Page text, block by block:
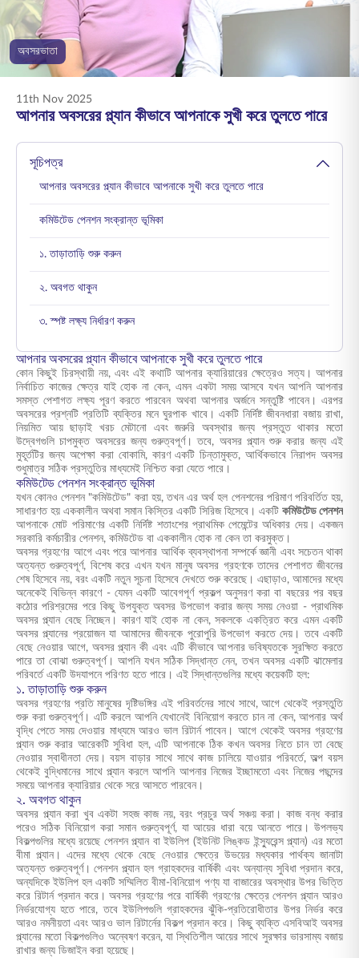
ENGLISH
অনলাইনে কিনুন
অবসরভাতা
11th Nov 2025
আপনার অবসরের প্ল্যান কীভাবে আপনাকে সুখী করে তুলতে পারে
সূচিপত্র
আপনার অবসরের প্ল্যান কীভাবে আপনাকে সুখী করে তুলতে পারে
কমিউটেড পেনশন সংক্রান্ত ভূমিকা
১. তাড়াতাড়ি শুরু করুন
২. অবগত থাকুন
৩. স্পষ্ট লক্ষ্য নির্ধারণ করুন
আপনার অবসরের প্ল্যান কীভাবে আপনাকে সুখী করে তুলতে পারে
কোন কিছুই চিরস্থায়ী নয়, এবং এই কথাটি আপনার ক্যারিয়ারের ক্ষেত্রেও সত্য। আপনার
নির্বাচিত কাজের ক্ষেত্র যাই হোক না কেন, এমন একটা সময় আসবে যখন আপনি আপনার
সমস্ত পেশাগত লক্ষ্য পূরণ করতে পারবেন অথবা আপনার অর্জনে সন্তুষ্টি পাবেন। এরপর
অবসরের প্রশ্নটি প্রতিটি ব্যক্তির মনে ঘুরপাক খাবে। একটি নির্দিষ্ট জীবনধারা বজায় রাখা,
নিয়মিত আয় ছাড়াই খরচ মেটানো এবং জরুরি অবস্থার জন্য প্রস্তুত থাকার মতো
উদ্বেগগুলি চাপমুক্ত অবসরের জন্য গুরুত্বপূর্ণ। তবে, অবসর প্ল্যান শুরু করার জন্য এই
মুহূর্তটির জন্য অপেক্ষা করা বোকামি, কারণ একটি চিন্তামুক্ত, আর্থিকভাবে নিরাপদ অবসর
শুধুমাত্র সঠিক প্রস্তুতির মাধ্যমেই নিশ্চিত করা যেতে পারে।
কমিউটেড পেনশন সংক্রান্ত ভূমিকা
যখন কোনও পেনশন "কমিউটেড" করা হয়, তখন এর অর্থ হল পেনশনের পরিমাণ পরিবর্তিত হয়,
সাধারণত হয় এককালীন অথবা সমান কিস্তির একটি সিরিজ হিসেবে। একটি কমিউটেড পেনশন
আপনাকে মোট পরিমাণের একটি নির্দিষ্ট শতাংশের প্রাথমিক পেমেন্টের অধিকার দেয়। একজন
সরকারি কর্মচারীর পেনশন, কমিউটেড বা এককালীন হোক না কেন তা করমুক্ত।
অবসর গ্রহণের আগে এবং পরে আপনার আর্থিক ব্যবস্থাপনা সম্পর্কে জ্ঞানী এবং সচেতন থাকা
অত্যন্ত গুরুত্বপূর্ণ, বিশেষ করে এখন যখন মানুষ অবসর গ্রহণকে তাদের পেশাগত জীবনের
শেষ হিসেবে নয়, বরং একটি নতুন সূচনা হিসেবে দেখতে শুরু করেছে। এছাড়াও, আমাদের মধ্যে
অনেকেই বিভিন্ন কারণে - যেমন একটি আবেগপূর্ণ প্রকল্প অনুসরণ করা বা বছরের পর বছর
কঠোর পরিশ্রমের পরে কিছু উপযুক্ত অবসর উপভোগ করার জন্য সময় নেওয়া - প্রাথমিক
অবসর প্ল্যান বেছে নিচ্ছেন। কারণ যাই হোক না কেন, সকলকে একত্রিত করে এমন একটি
অবসর প্ল্যানের প্রয়োজন যা আমাদের জীবনকে পুরোপুরি উপভোগ করতে দেয়। তবে একটি
বেছে নেওয়ার আগে, অবসর প্ল্যান কী এবং এটি কীভাবে আপনার ভবিষ্যতকে সুরক্ষিত করতে
পারে তা বোঝা গুরুত্বপূর্ণ। আপনি যখন সঠিক সিদ্ধান্ত নেন, তখন অবসর একটি ঝামেলার
পরিবর্তে একটি উদযাপনে পরিণত হতে পারে। এই সিদ্ধান্তগুলির মধ্যে কয়েকটি হল:
১. তাড়াতাড়ি শুরু করুন
অবসর গ্রহণের প্রতি মানুষের দৃষ্টিভঙ্গির এই পরিবর্তনের সাথে সাথে, আগে থেকেই প্রস্তুতি
শুরু করা গুরুত্বপূর্ণ। এটি করলে আপনি যেখানেই বিনিয়োগ করতে চান না কেন, আপনার অর্থ
বৃদ্ধি পেতে সময় দেওয়ার মাধ্যমে আরও ভাল রিটার্ন পাবেন। আগে থেকেই অবসর গ্রহণের
প্ল্যান শুরু করার আরেকটি সুবিধা হল, এটি আপনাকে ঠিক কখন অবসর নিতে চান তা বেছে
নেওয়ার স্বাধীনতা দেয়। বয়স বাড়ার সাথে সাথে কাজ চালিয়ে যাওয়ার পরিবর্তে, অল্প বয়স
থেকেই বুদ্ধিমানের সাথে প্ল্যান করলে আপনি আপনার নিজের ইচ্ছামতো এবং নিজের পছন্দের
সময়ে আপনার ক্যারিয়ার থেকে সরে আসতে পারবেন।
২. অবগত থাকুন
অবসর প্ল্যান করা খুব একটা সহজ কাজ নয়, বরং প্রচুর অর্থ সঞ্চয় করা। কাজ বন্ধ করার
পরেও সঠিক বিনিয়োগ করা সমান গুরুত্বপূর্ণ, যা আয়ের ধারা বয়ে আনতে পারে। উপলভ্য
বিকল্পগুলির মধ্যে রয়েছে পেনশন প্ল্যান বা ইউলিপ (ইউনিট লিঙ্কড ইন্স্যুরেন্স প্ল্যান) এর মতো
বীমা প্ল্যান। এদের মধ্যে থেকে বেছে নেওয়ার ক্ষেত্রে উভয়ের মধ্যকার পার্থক্য জানাটা
অত্যন্ত গুরুত্বপূর্ণ। পেনশন প্ল্যান হল গ্রাহকদের বার্ষিকী এবং অন্যান্য সুবিধা প্রদান করে,
অন্যদিকে ইউলিপ হল একটি সম্মিলিত বীমা-বিনিয়োগ পণ্য যা বাজারের অবস্থার উপর ভিত্তি
করে রিটার্ন প্রদান করে। অবসর গ্রহণের পরে বার্ষিকী গ্রহণের ক্ষেত্রে পেনশন প্ল্যান আরও
নির্ভরযোগ্য হতে পারে, তবে ইউলিপগুলি গ্রাহকদের ঝুঁকি-প্রতিরোধীতার উপর নির্ভর করে
আরও নমনীয়তা এবং আরও ভাল রিটার্নের বিকল্প প্রদান করে। কিছু ব্যক্তি এসবিআই অবসর
প্ল্যানের মতো বিকল্পগুলিও অন্বেষণ করেন, যা স্থিতিশীল আয়ের সাথে সুরক্ষার ভারসাম্য বজায়
রাখার জন্য ডিজাইন করা হয়েছে।